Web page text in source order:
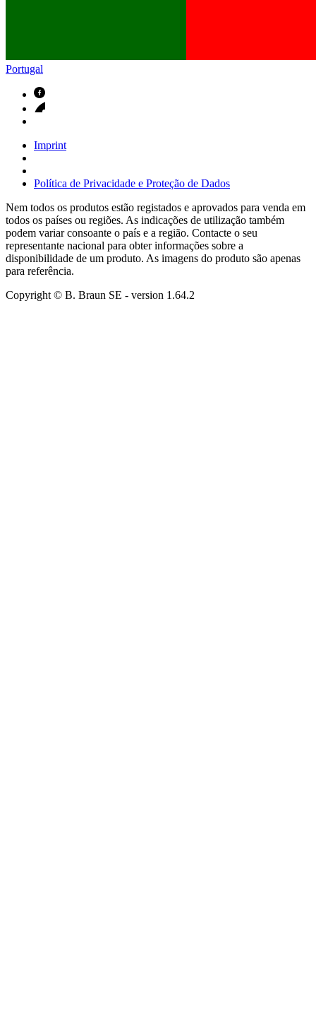
Portugal
Imprint
Política de Privacidade e Proteção de Dados
Nem todos os produtos estão registados e aprovados para venda em
todos os países ou regiões. As indicações de utilização também
podem variar consoante o país e a região. Contacte o seu
representante nacional para obter informações sobre a
disponibilidade de um produto. As imagens do produto são apenas
para referência.
Copyright © B. Braun SE - version 1.64.2